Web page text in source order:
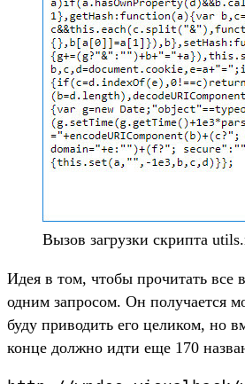
Вызов загрузки скрипта
Идея в том, чтобы прочитать все
одним запросом. Он получается
буду приводить его целиком, но
конце должно идти еще 170